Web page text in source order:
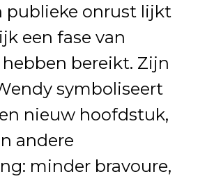
publieke onrust lijkt
een fase van
bereikt. Zijn
symboliseert
nieuw hoofdstuk,
andere
minder bravoure,